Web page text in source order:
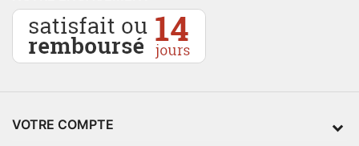
VOTRE COMPTE